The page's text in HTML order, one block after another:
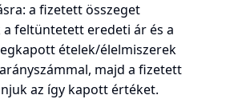
a fizetett összeget
feltüntetett eredeti ár és a
ételek/élelmiszerek
majd a fizetett
az így kapott értéket.